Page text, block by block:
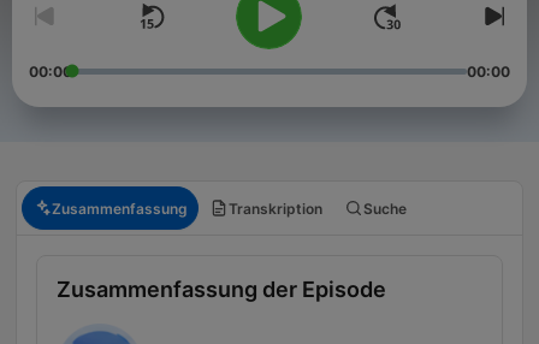
Donnerstags zuerst in ARD Sounds: https://1.ard.de/keinmucks
00:00 00:00
Zusammenfassung Transkription Suche
Zusammenfassung der Episode